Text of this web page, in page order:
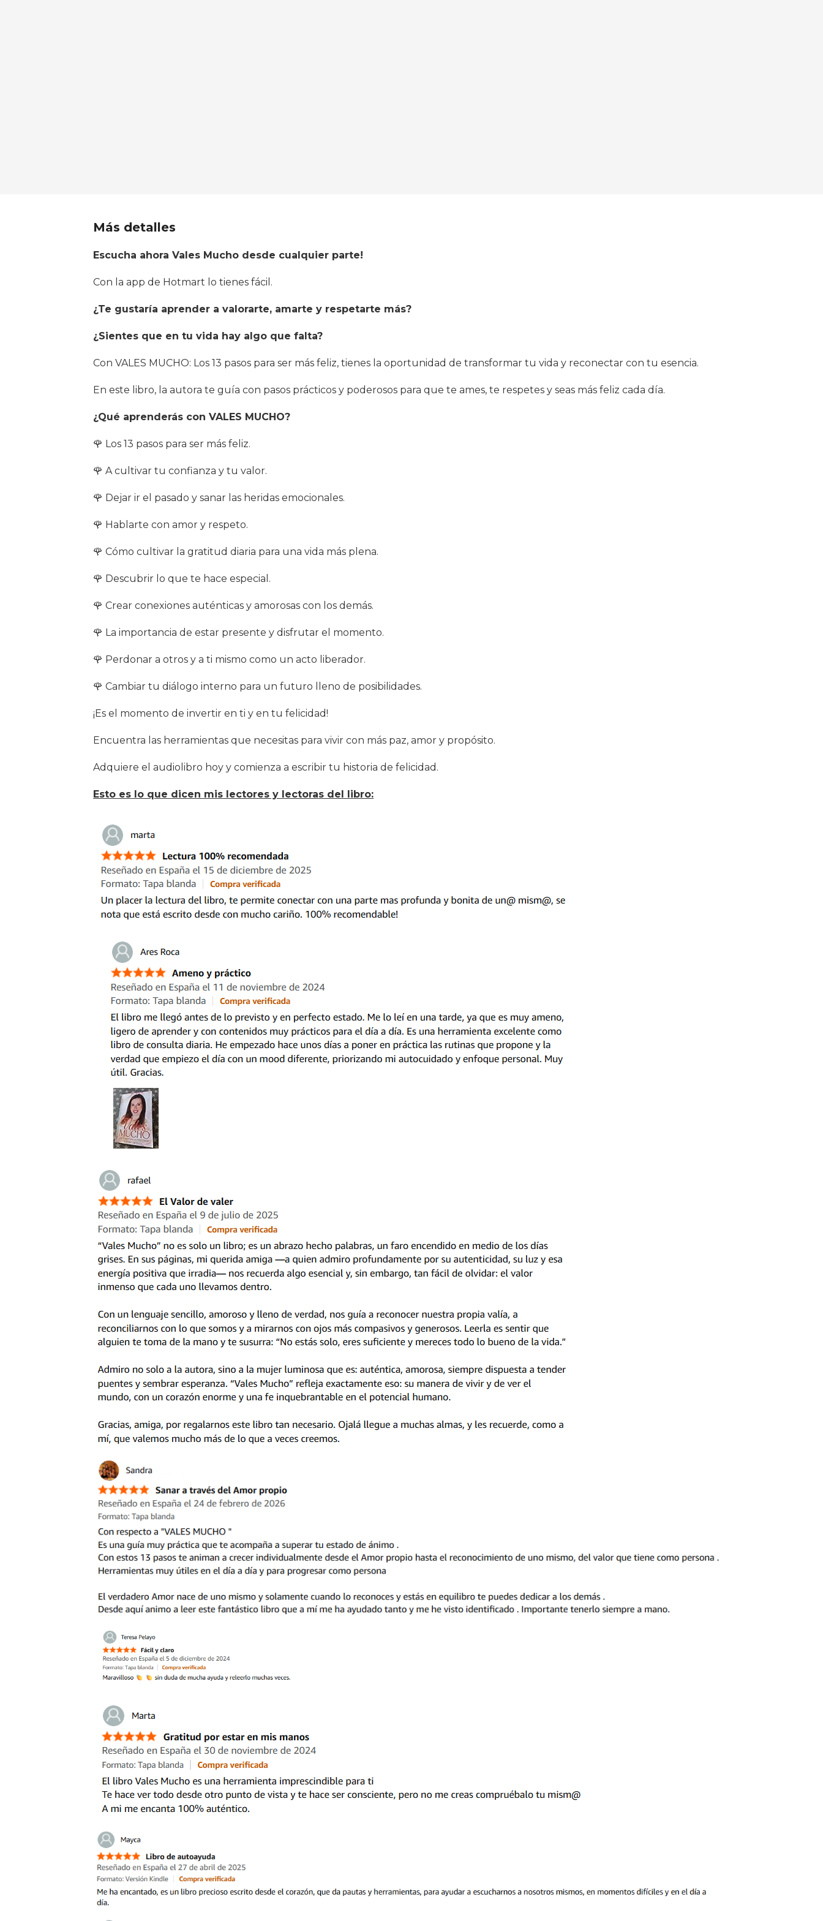
Más detalles
Escucha ahora Vales Mucho desde cualquier parte!
Con la app de Hotmart lo tienes fácil.
¿Te gustaría aprender a valorarte, amarte y respetarte más?
¿Sientes que en tu vida hay algo que falta?
Con VALES MUCHO: Los 13 pasos para ser más feliz, tienes la oportunidad de transformar tu vida y reconectar con tu esencia.
En este libro, la autora te guía con pasos prácticos y poderosos para que te ames, te respetes y seas más feliz cada día.
¿Qué aprenderás con VALES MUCHO?
🌹 Los 13 pasos para ser más feliz.
🌹 A cultivar tu confianza y tu valor.
🌹 Dejar ir el pasado y sanar las heridas emocionales.
🌹 Hablarte con amor y respeto.
🌹 Cómo cultivar la gratitud diaria para una vida más plena.
🌹 Descubrir lo que te hace especial.
🌹 Crear conexiones auténticas y amorosas con los demás.
🌹 La importancia de estar presente y disfrutar el momento.
🌹 Perdonar a otros y a ti mismo como un acto liberador.
🌹 Cambiar tu diálogo interno para un futuro lleno de posibilidades.
¡Es el momento de invertir en ti y en tu felicidad!
Encuentra las herramientas que necesitas para vivir con más paz, amor y propósito.
Adquiere el audiolibro hoy y comienza a escribir tu historia de felicidad.
Esto es lo que dicen mis lectores y lectoras del libro: